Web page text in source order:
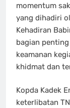
momentum
yang dihadiri
Kehadiran
bagian
keamanan
khidmat dan
Kopda Kadek
keterlibatan